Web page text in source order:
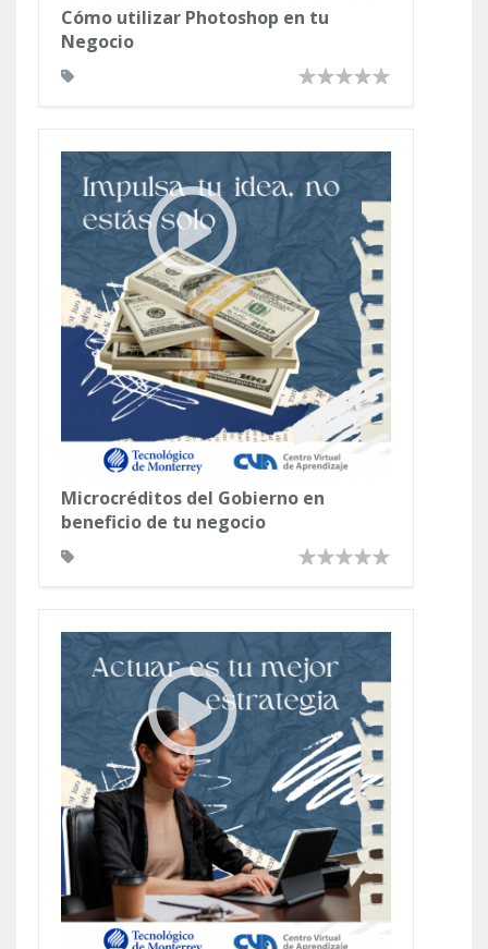
Cómo utilizar Photoshop en tu
Negocio
Microcréditos del Gobierno en
beneficio de tu negocio